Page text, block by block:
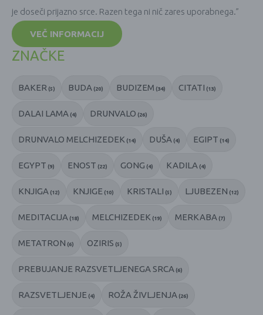
je doseči prijazno srce. Razen tega ni nič zares uporabnega.”
VEČ INFORMACIJ
ZNAČKE
BAKER (5) BUDA (20) BUDIZEM (34) CITATI (13)
DALAI LAMA (4) DRUNVALO (26)
DRUNVALO MELCHIZEDEK (14) DUŠA (4) EGIPT (14)
EGYPT (9) ENOST (22) GONG (4) KADILA (4)
KNJIGA (12) KNJIGE (10) KRISTALI (5) LJUBEZEN (12)
MEDITACIJA (18) MELCHIZEDEK (19) MERKABA (7)
METATRON (6) OZIRIS (5)
PREBUJANJE RAZSVETLJENEGA SRCA (6)
RAZSVETLJENJE (4) ROŽA ŽIVLJENJA (26)